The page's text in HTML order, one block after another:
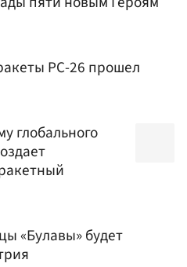
РС-26 прошел
глобального
«Булавы» будет